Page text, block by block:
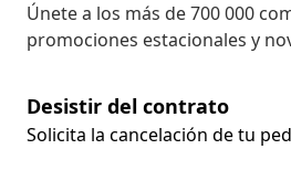
Únete a los más de 700 000
promociones estacionales y
Desistir del contrato
Solicita la cancelación de tu